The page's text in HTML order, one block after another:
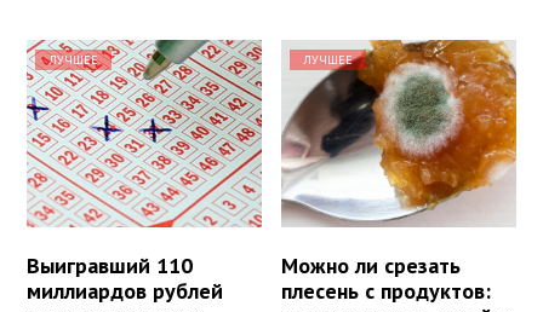
ЛУЧШЕЕ
Выигравший 110
миллиардов рублей
ЛУЧШЕЕ
Можно ли срезать
плесень с продуктов: